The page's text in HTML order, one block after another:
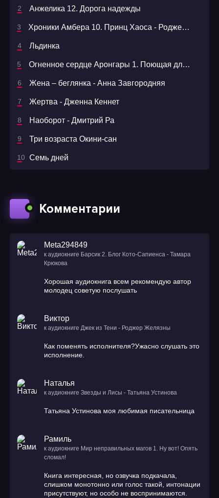
Анжелика 12. Дорога надежды
Хроники Амбера 10. Принц Хаоса - Роджер Желязны
Льдинка
Огненное сердце Аронгары 1. Поющая для дракона
Жена – беглянка - Анна Завгородняя
Жертва - Дженна Кеннет
Наоборот - Дмитрий Ра
Три возраста Окини-сан
Семь дней
Комментарии
Meta294849
к аудиокниге Барсик 2. Блог Кото-Сапиенса - Тамара
Крюкова
Хорошая аудиокнига всем рекомендую автор
молодец советую послушать
Виктор
к аудиокниге Джек из Тени - Роджер Желязны
Как поменять исполнителя?Ужасно слушать это
исполнение.
Наталья
к аудиокниге Звезды и Лисы - Татьяна Устинова
Татьяна Устинова моя любимая писательница
Рамиль
к аудиокниге Мир неправильных магов 1. Ну вот! Опять
сломал!
Книга интересная, но озвучка подкачала,
слишком монотонно или голос такой, интонации
присутствуют, но особо не воспринимаются.